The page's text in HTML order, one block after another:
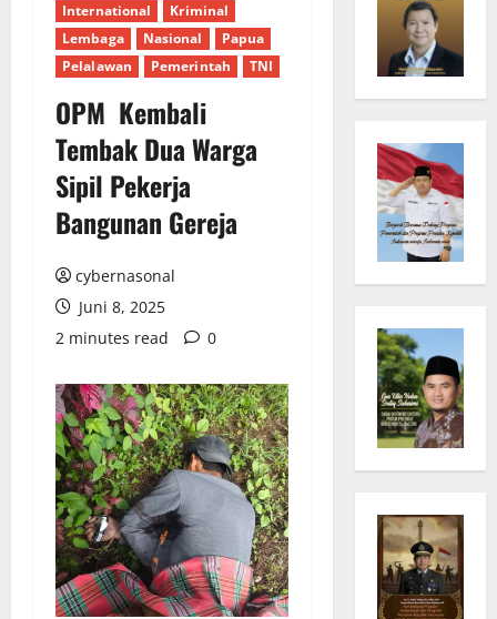
International
Kriminal
Lembaga
Nasional
Papua
Pelalawan
Pemerintah TNI
OPM Kembali
Tembak Dua Warga
Sipil Pekerja
Bangunan Gereja
cybernasonal
Juni 8, 2025
2 minutes read
0